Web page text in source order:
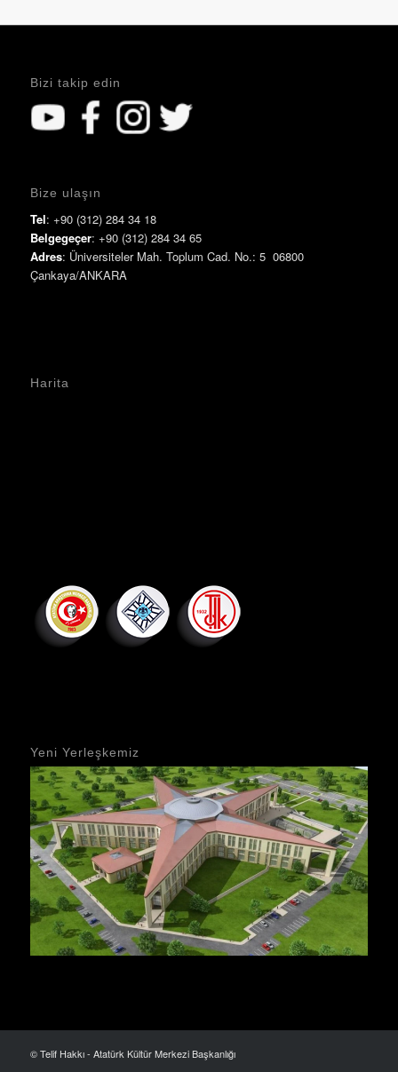
Bizi takip edin
Bize ulaşın
Tel: +90 (312) 284 34 18
Belgegeçer: +90 (312) 284 34 65
Adres: Üniversiteler Mah. Toplum Cad. No.: 5 06800
Çankaya/ANKARA
Harita
Yeni Yerleşkemiz
© Telif Hakkı - Atatürk Kültür Merkezi Başkanlığı